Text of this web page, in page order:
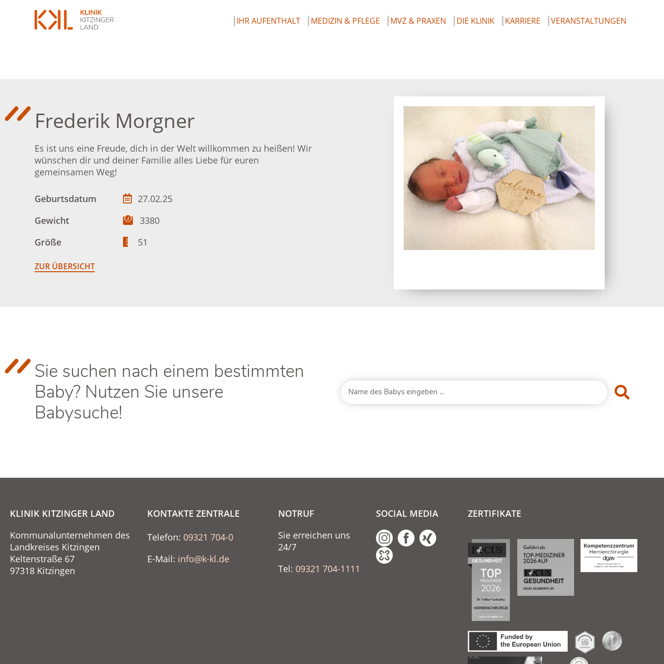
IHR AUFENTHALT MEDIZIN & PFLEGE MVZ & PRAXEN DIE KLINIK KARRIERE VERANSTALTUNGEN
Frederik Morgner
Es ist uns eine Freude, dich in der Welt willkommen zu heißen! Wir
wünschen dir und deiner Familie alles Liebe für euren
gemeinsamen Weg!
Geburtsdatum
27.02.25
Gewicht
3380
Größe
51
ZUR ÜBERSICHT
Sie suchen nach einem bestimmten
Baby? Nutzen Sie unsere
Babysuche!
KLINIK KITZINGER LAND
Kommunalunternehmen des
Landkreises Kitzingen
Keltenstraße 67
97318 Kitzingen
KONTAKTE ZENTRALE
Telefon: 09321 704-0
E-Mail: info@k-kl.de
NOTRUF
Sie erreichen uns
24/7
Tel: 09321 704-1111
SOCIAL MEDIA ZERTIFIKATE